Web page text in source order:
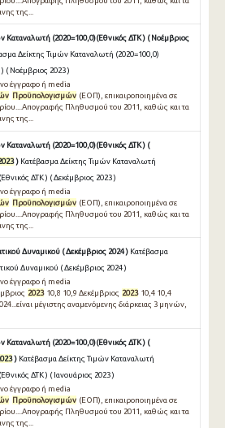
της...
Καταναλωτή (2020=100,0)(Εθνικός ΔΤΚ ) ( Νοέμβριος
Δείκτης Τιμών Καταναλωτή (2020=100,0)
( Νοέμβριος 2023 )
έγγραφο ή media
Προϋπολογισμών (ΕΟΠ), επικαιροποιημένα σε
Πληθυσμού του 2011, καθώς και τα
της...
Καταναλωτή (2020=100,0)(Εθνικός ΔΤΚ ) (
) Κατέβασμα Δείκτης Τιμών Καταναλωτή
ΔΤΚ ) ( Δεκέμβριος 2023 )
έγγραφο ή media
Προϋπολογισμών (ΕΟΠ), επικαιροποιημένα σε
Πληθυσμού του 2011, καθώς και τα
της...
Δυναμικού ( Δεκέμβριος 2024 ) Κατέβασμα
Δυναμικού ( Δεκέμβριος 2024 )
έγγραφο ή media
202310,8 10,9 Δεκέμβριος 202310,4 10,4
μέγιστης αναμενόμενης διάρκειας 3 μηνών,
Καταναλωτή (2020=100,0)(Εθνικός ΔΤΚ ) (
) Κατέβασμα Δείκτης Τιμών Καταναλωτή
ΔΤΚ ) ( Ιανουάριος 2023 )
έγγραφο ή media
Προϋπολογισμών (ΕΟΠ), επικαιροποιημένα σε
Πληθυσμού του 2011, καθώς και τα
της...